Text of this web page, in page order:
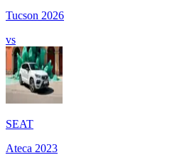
Tucson 2026
vs
SEAT
Ateca 2023